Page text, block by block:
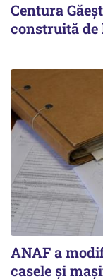
Centura
construită de
ANAF a
casele și